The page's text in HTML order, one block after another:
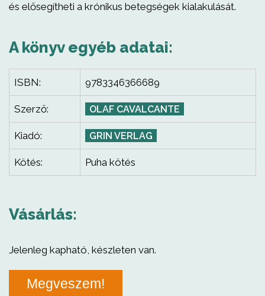
és elősegítheti a krónikus betegségek kialakulását.
A könyv egyéb adatai:
ISBN: 9783346366689
Szerző: OLAF CAVALCANTE
Kiadó: GRIN VERLAG
Kötés: Puha kötés
Vásárlás:
Jelenleg kapható, készleten van.
Megveszem!